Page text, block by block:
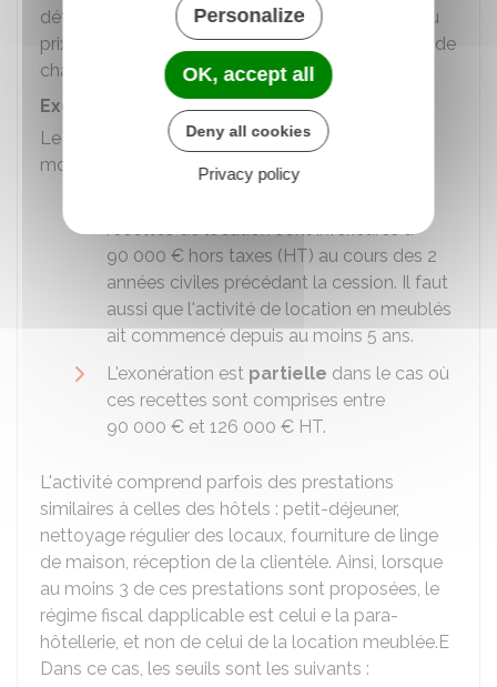
détention. Si celle-ci est estimée à 50 ans,
du
prix du bien peut être déduit pendant cette période
chaque année.
Exonération des plus-values de cession
Le type d'exonération change en fonction du
montant des recettes :
recettes de location sont inférieures à
90 000 € hors taxes (HT) au cours des 2
années civiles précédant la cession. Il faut
aussi que l'activité de location en meublés
ait commencé depuis au moins 5 ans.
L'exonération est partielle dans le cas où
ces recettes sont comprises entre
90 000 € et 126 000 € HT.
L'activité comprend parfois des prestations
similaires à celles des hôtels : petit-déjeuner,
nettoyage régulier des locaux, fourniture de linge
de maison, réception de la clientèle. Ainsi, lorsque
au moins 3 de ces prestations sont proposées, le
régime fiscal dapplicable est celui e la para-
hôtellerie, et non de celui de la location meublée.E
Dans ce cas, les seuils sont les suivants :
Personalize
OK, accept all
Deny all cookies
Privacy policy